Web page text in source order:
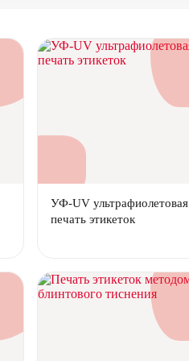
УФ-UV ультрафиолетовая
печать этикеток